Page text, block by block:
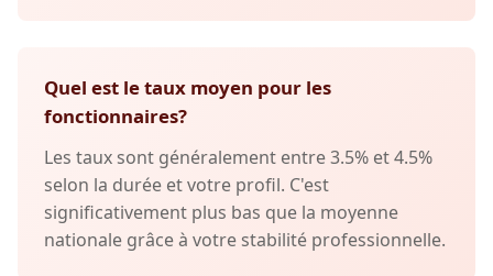
Quel est le taux moyen pour les
fonctionnaires?
Les taux sont généralement entre 3.5% et 4.5%
selon la durée et votre profil. C'est
significativement plus bas que la moyenne
nationale grâce à votre stabilité professionnelle.